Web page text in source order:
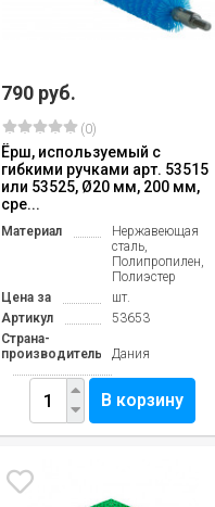
790 руб.
(0)
Ёрш, используемый с
гибкими ручками арт. 53515
или 53525, Ø20 мм, 200 мм,
сре...
Материал
Нержавеющая
сталь,
Полипропилен,
Полиэстер
Цена за
шт.
Артикул
53653
Страна-
производитель
Дания
В корзину